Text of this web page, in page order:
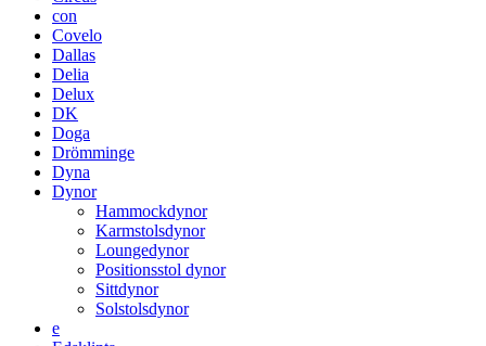
con
Covelo
Dallas
Delia
Delux
DK
Doga
Drömminge
Dyna
Dynor
Hammockdynor
Karmstolsdynor
Loungedynor
Positionsstol dynor
Sittdynor
Solstolsdynor
e